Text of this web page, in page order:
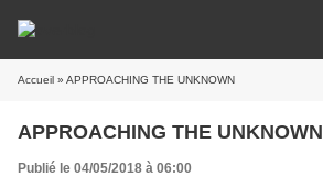
Accueil » APPROACHING THE UNKNOWN
APPROACHING THE UNKNOWN
Publié le 04/05/2018 à 06:00